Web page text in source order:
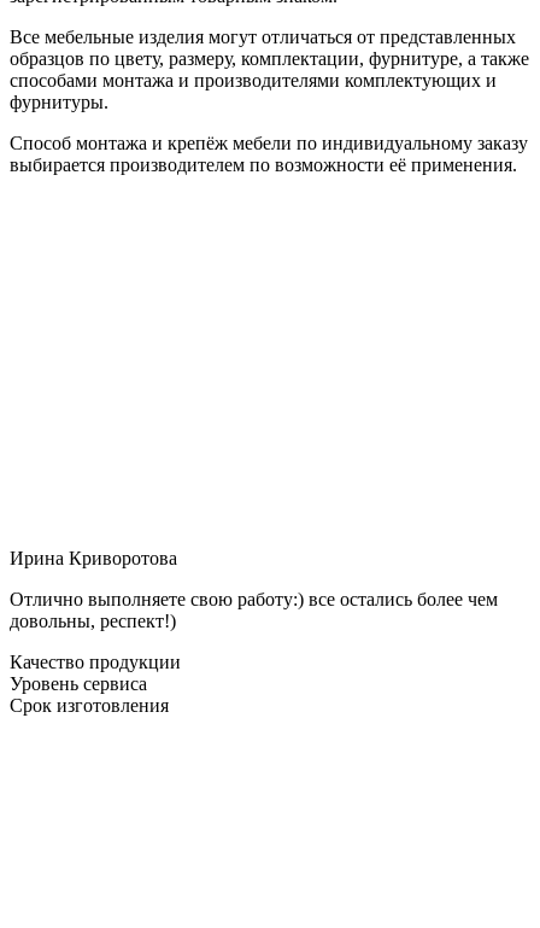
Все мебельные изделия могут отличаться от представленных
образцов по цвету, размеру, комплектации, фурнитуре, а также
способами монтажа и производителями комплектующих и
фурнитуры.
Способ монтажа и крепёж мебели по индивидуальному заказу
выбирается производителем по возможности её применения.
Ирина Криворотова
Отлично выполняете свою работу:) все остались более чем
довольны, респект!)
Качество продукции
Уровень сервиса
Срок изготовления